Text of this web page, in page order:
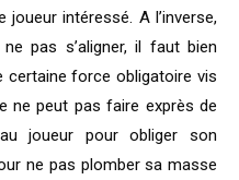
intéressé. A l’inverse,
pas s’aligner, il faut bien
certaine force obligatoire vis
ne peut pas faire exprès de
joueur pour obliger son
ne pas plomber sa masse